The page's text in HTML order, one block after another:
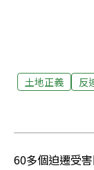
土地正義 反
60多個迫遷受